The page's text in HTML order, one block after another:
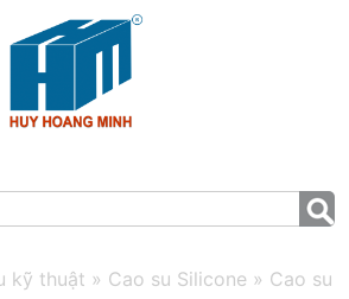
kỹ thuật » Cao su Silicone » Cao su